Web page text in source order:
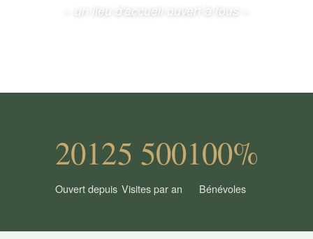
– un lieu d'accueil ouvert à tous –
2012
Ouvert depuis
5 500
Visites par an
100%
Bénévoles